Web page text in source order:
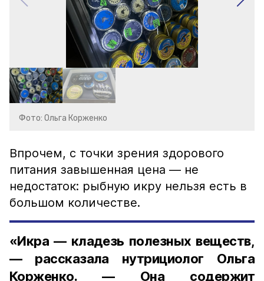
Фото: Ольга Корженко
Впрочем, с точки зрения здорового
питания завышенная цена — не
недостаток: рыбную икру нельзя есть в
большом количестве.
«Икра — кладезь полезных веществ,
— рассказала нутрициолог Ольга
Корженко. — Она содержит